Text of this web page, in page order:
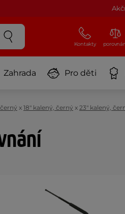
Kontakty
Zahrada Pro děti
x 18" kalený, černý x 23" kalený,